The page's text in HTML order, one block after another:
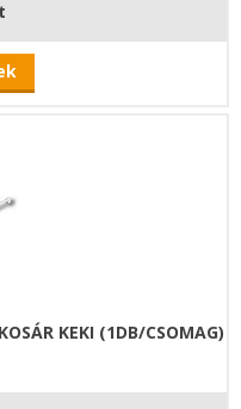
KEKI (1DB/CSOMAG)